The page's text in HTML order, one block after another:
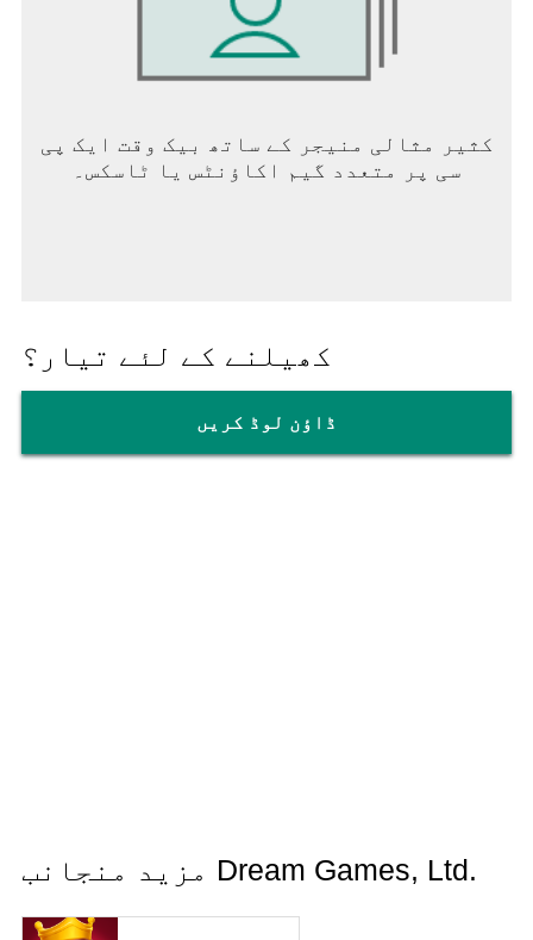
کثیر مثالی منیجر کے ساتھ بیک وقت ایک پی
سی پر متعدد گیم اکاؤنٹس یا ٹاسکس۔
کھیلنے کے لئے تیار؟
ڈاؤن لوڈ کریں
مزید منجانب Dream Games, Ltd.